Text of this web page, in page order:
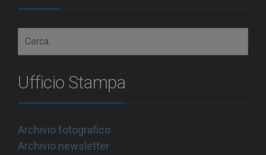
Ufficio Stampa
Archivio fotografico
Archivio newsletter